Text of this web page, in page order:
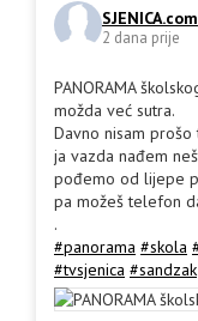
SJENICA.com
2 dana prije
PANORAMA
možda već sutra.
Davno nisam
ja vazda nađem
pođemo od lijepe
pa možeš telefon
.
#panorama #skola
#tvsjenica #sandzak